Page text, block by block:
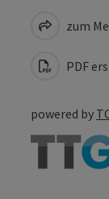
zum
PDF
powered by